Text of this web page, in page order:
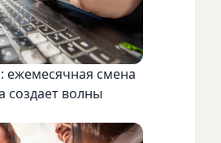
ежемесячная смена
создает волны